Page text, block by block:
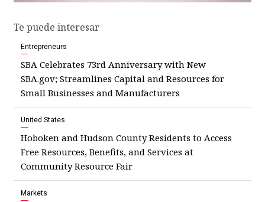
Te puede interesar
Entrepreneurs
SBA Celebrates 73rd Anniversary with New
SBA.gov; Streamlines Capital and Resources for
Small Businesses and Manufacturers
United States
Hoboken and Hudson County Residents to Access
Free Resources, Benefits, and Services at
Community Resource Fair
Markets